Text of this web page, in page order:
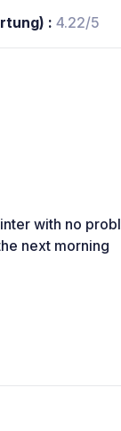
: 4.22/5
with no
next morning